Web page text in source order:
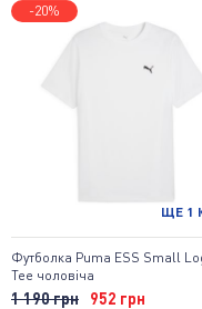
-20%
ЩЕ 1
Футболка Puma ESS Small
Tee чоловіча
1 190 грн 952 грн